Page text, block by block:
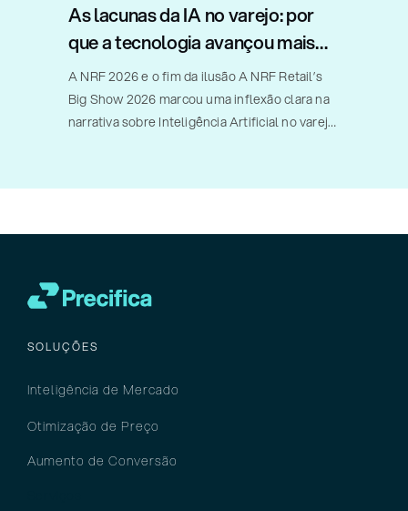
As lacunas da IA no varejo: por
que a tecnologia avançou mais
rápido do que a implementação
A NRF 2026 e o fim da ilusão A NRF Retail’s
Big Show 2026 marcou uma inflexão clara na
narrativa sobre Inteligência Artificial no varejo.
possibilidades futuras e pilotos
SOLUÇÕES
Inteligência de Mercado
Otimização de Preço
Aumento de Conversão